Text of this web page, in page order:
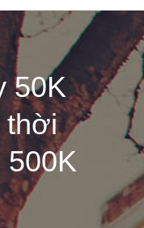
50K
thời